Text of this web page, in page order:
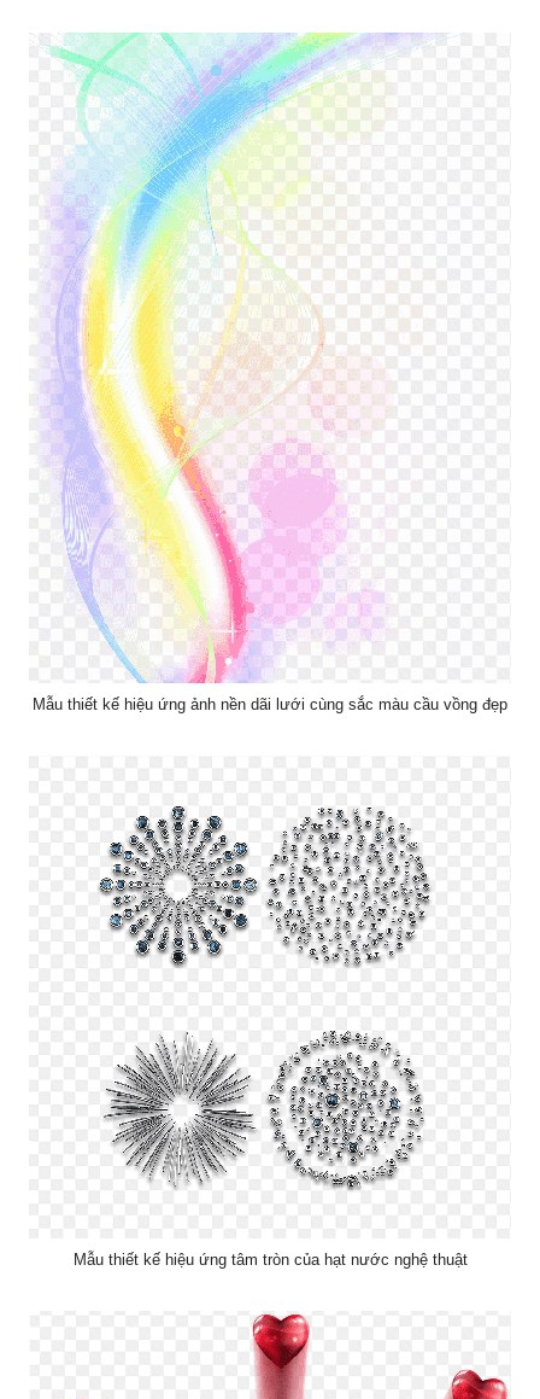
Mẫu thiết kế hiệu ứng ảnh nền dãi lưới cùng sắc màu cầu vồng đẹp
Mẫu thiết kế hiệu ứng tâm tròn của hạt nước nghệ thuật